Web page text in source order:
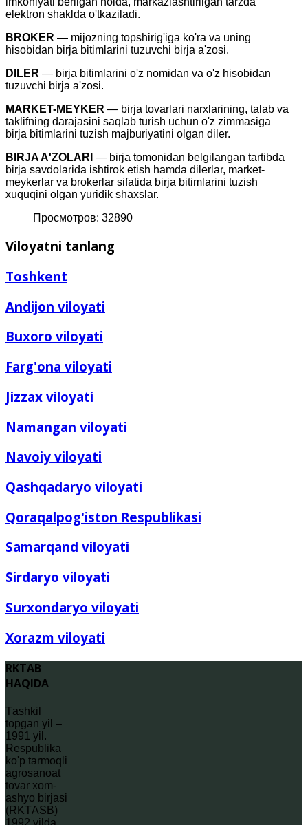
elektron shaklda o'tkaziladi.
BROKER — mijozning topshirig'iga ko'ra va uning
hisobidan birja bitimlarini tuzuvchi birja a'zosi.
DILER — birja bitimlarini o'z nomidan va o'z hisobidan
tuzuvchi birja a'zosi.
MARKET-MEYKER — birja tovarlari narxlarining, talab va
taklifning darajasini saqlab turish uchun o'z zimmasiga
birja bitimlarini tuzish majburiyatini olgan diler.
BIRJA A'ZOLARI — birja tomonidan belgilangan tartibda
birja savdolarida ishtirok etish hamda dilerlar, market-
meykerlar va brokerlar sifatida birja bitimlarini tuzish
xuquqini olgan yuridik shaxslar.
Просмотров: 32890
Viloyatni tanlang
Toshkent
Andijon viloyati
Buxoro viloyati
Farg'ona viloyati
Jizzax viloyati
Namangan viloyati
Navoiy viloyati
Qashqadaryo viloyati
Qoraqalpog'iston Respublikasi
Samarqand viloyati
Sirdaryo viloyati
Surxondaryo viloyati
Xorazm viloyati
RKTAB
HAQIDA
Tаshkil
topgаn yil –
1991 yil.
Rеspublikа
ko'p tarmoqli
agrosаnoаt
tovar xom-
ashyo birjаsi
(RKTАSB)
1992 yildа